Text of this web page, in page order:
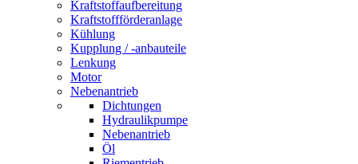
Kraftstoffaufbereitung
Kraftstoffförderanlage
Kühlung
Kupplung / -anbauteile
Lenkung
Motor
Nebenantrieb
Dichtungen
Hydraulikpumpe
Nebenantrieb
Öl